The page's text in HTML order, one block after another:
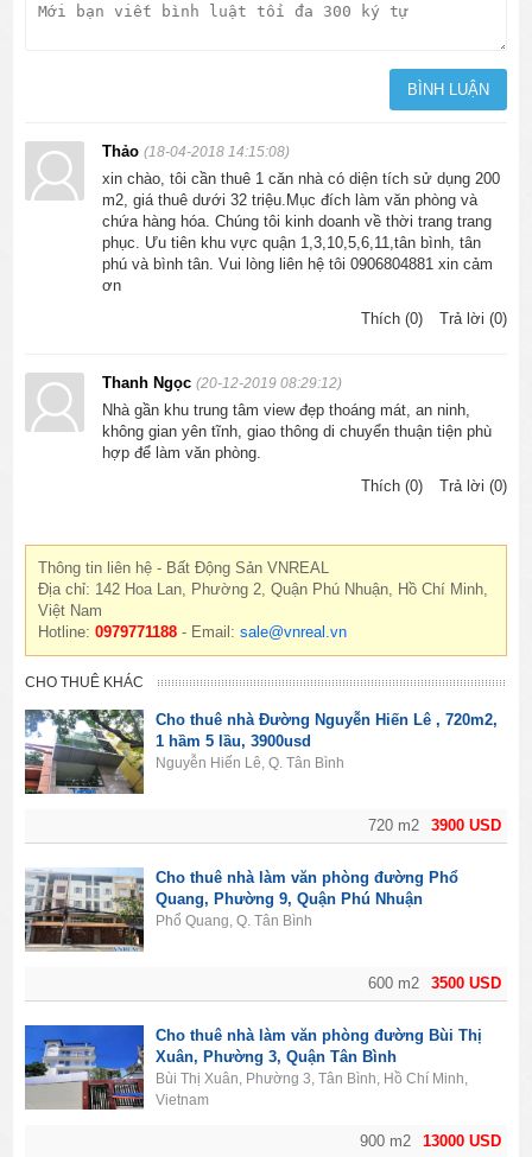
Thảo(18-04-2018 14:15:08)
xin chào, tôi cần thuê 1 căn nhà có diện tích sử dụng 200
m2, giá thuê dưới 32 triệu.Mục đích làm văn phòng và
chứa hàng hóa. Chúng tôi kinh doanh về thời trang trang
phục. Ưu tiên khu vực quận 1,3,10,5,6,11,tân bình, tân
phú và bình tân. Vui lòng liên hệ tôi 0906804881 xin cảm
ơn
Thích (0)
Trả lời (0)
Thanh Ngọc(20-12-2019 08:29:12)
Nhà gần khu trung tâm view đẹp thoáng mát, an ninh,
không gian yên tĩnh, giao thông di chuyển thuận tiện phù
hợp để làm văn phòng.
Thích (0)
Trả lời (0)
Thông tin liên hệ - Bất Động Sản VNREAL
Địa chỉ: 142 Hoa Lan, Phường 2, Quận Phú Nhuận, Hồ Chí Minh,
Việt Nam
Hotline:0979771188 - Email:sale@vnreal.vn
CHO THUÊ KHÁC
3900 USD
720 m2
Cho thuê nhà Đường Nguyễn Hiến Lê , 720m2,
1 hầm 5 lầu, 3900usd
Nguyễn Hiến Lê, Q. Tân Bình
3500 USD
600 m2
Cho thuê nhà làm văn phòng đường Phổ
Quang, Phường 9, Quận Phú Nhuận
Phổ Quang, Q. Tân Bình
13000 USD
900 m2
Cho thuê nhà làm văn phòng đường Bùi Thị
Xuân, Phường 3, Quận Tân Bình
Bùi Thị Xuân, Phường 3, Tân Bình, Hồ Chí Minh,
Vietnam